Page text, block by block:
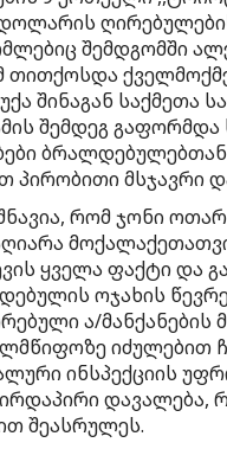
დოლარის
შემდგომში
თითქოსდა
შინაგან საქმეთა
შემდეგ გაფორმდა
პირობითი მსჯავრი
რომ ჯონი
ყველა ფაქტი და
ოჯახის
ა/მანქანების
იძულებით
ინსპექციის
დავალება,
შეასრულეს.